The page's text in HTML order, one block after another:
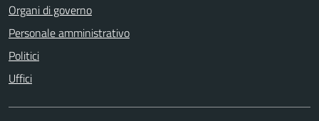
Organi di governo
Personale amministrativo
Politici
Uffici